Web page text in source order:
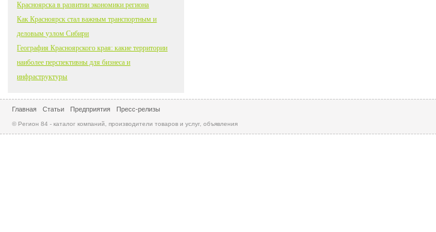
Красноярска в развитии экономики региона
Как Красноярск стал важным транспортным и
деловым узлом Сибири
География Красноярского края: какие территории
наиболее перспективны для бизнеса и
инфраструктуры
Главная Статьи Предприятия Пресс-релизы
© Регион 84 - каталог компаний, производители товаров и услуг, объявления